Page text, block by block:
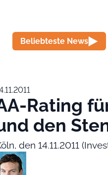
Beliebteste News
Rating
den
den 14.11.2011